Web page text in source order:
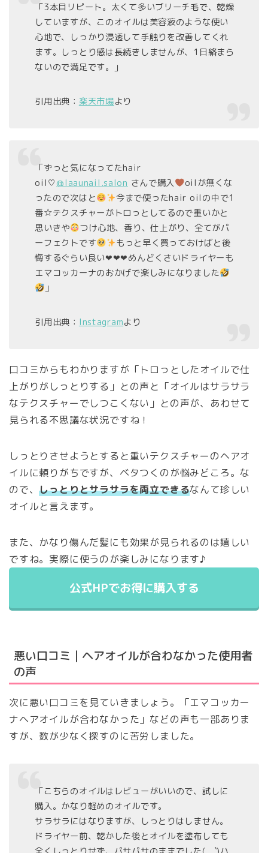
「3本目リピート。太くて多いブリーチ毛で、乾燥
していますが、このオイルは美容液のような使い
心地で、しっかり浸透して手触りを改善してくれ
ます。しっとり感は長続きしませんが、1日絡まら
ないので満足です。」
引用出典： 楽天市場より
「ずっと気になってたhair
oil♡ @laaunail.salon さんで購入
oilが無くな
ったので次はと
今まで使ったhair oilの中で1
番☆テクスチャーがトロっとしてるので重いかと
思いきや
つけ心地、香り、仕上がり、全てがパ
ーフェクトです
もっと早く買っておけばと後
悔するぐらい良い❤︎❤︎❤︎めんどくさいドライヤーも
エマコッカーナのおかげで楽しみになりました
」
引用出典： Instagramより
口コミからもわかりますが「トロっとしたオイルで仕
上がりがしっとりする」との声と「オイルはサラサラ
なテクスチャーでしつこくない」との声が、あわせて
見られる不思議な状況ですね！
しっとりさせようとすると重いテクスチャーのヘアオ
イルに頼りがちですが、ベタつくのが悩みどころ。な
ので、しっとりとサラサラを両立できるなんて珍しい
オイルと言えます。
また、かなり傷んだ髪にも効果が見られるのは嬉しい
ですね。実際に使うのが楽しみになります♪
公式HPでお得に購入する
悪い口コミ｜ヘアオイルが合わなかった使用者
の声
次に悪い口コミを見ていきましょう。「エマコッカー
ナヘアオイルが合わなかった」などの声も一部ありま
すが、数が少なく探すのに苦労しました。
「こちらのオイルはレビューがいいので、試しに
購入。かなり軽めのオイルです。
サラサラにはなりますが、しっとりはしません。
ドライヤー前、乾かした後とオイルを塗布しても